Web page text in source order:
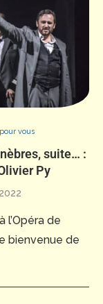
vous
suite… :
Py
l’Opéra de
bienvenue de